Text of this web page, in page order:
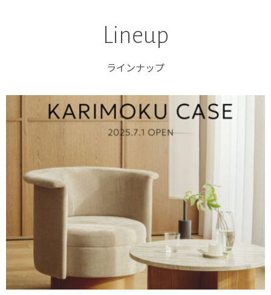
Lineup
ラインナップ